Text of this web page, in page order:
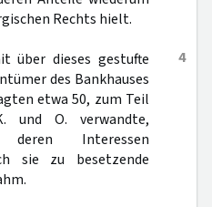
Rechts hielt.
4
über dieses gestufte
des Bankhauses
etwa 50, zum Teil
und O. verwandte,
deren Interessen
sie zu besetzende